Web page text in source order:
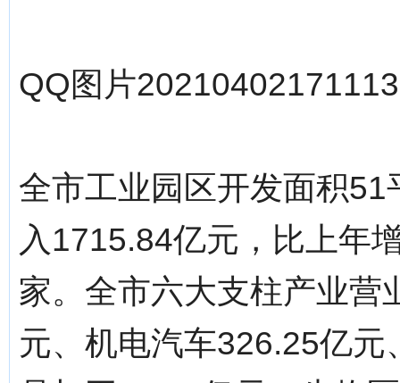
QQ图片
全市工业园区开发面积
入1715.84亿元，比上年
家。全市六大支柱产业营
元、机电汽车326.25亿